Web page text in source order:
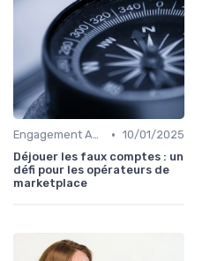
Engagement Acheteurs • 10/01/2025
Déjouer les faux comptes : un
défi pour les opérateurs de
marketplace